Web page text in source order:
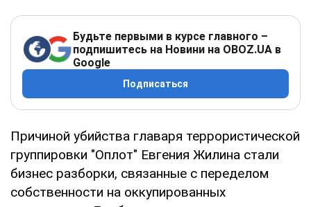
Будьте первыми в курсе главного –
подпишитесь на Новини на OBOZ.UA в
Google
Подписаться
Причиной убийства главаря террористической
группировки "Оплот" Евгения Жилина стали
бизнес разборки, связанные с переделом
собственности на оккупированных